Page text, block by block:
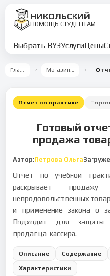
НИКОЛЬСКИЙ
ПОМОЩЬ СТУДЕНТАМ
Выбрать ВУЗУслугиЦены
Главная Магазин работ
Отчет по практике
Готовый
продажа
Автор:Петрова Ольга
Отчет по учебной
раскрывает продажу
непродовольственных
и применение закона о
Подходит для защиты
продавца-кассира.
Описание Содержание
Характеристики